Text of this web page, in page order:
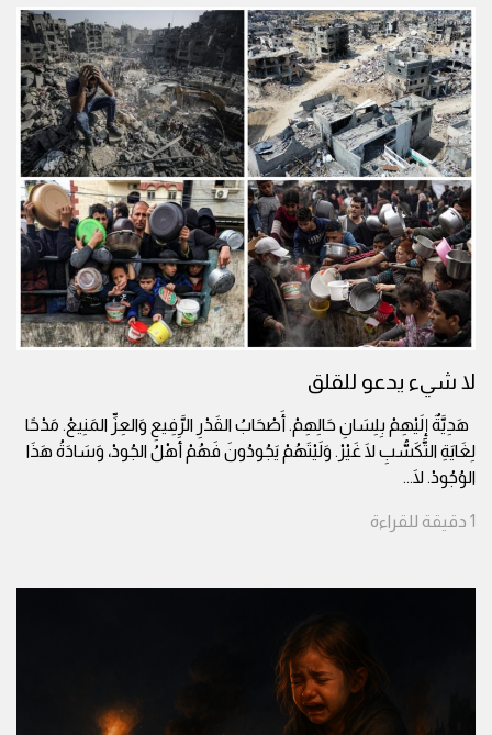
لا شيء يدعو للقلق
هَدِيَّةٌ إِلَيْهِمْ بِلِسَانِ حَالِهِمْ. أَصْحَابُ القَدْرِ الرَّفِيعِ وَالعِزِّ المَنِيعْ. مَدْحًا
لِغَايَةِ التَّكَسُّبِ لَا غَيْرْ. وَلَيْتَهُمْ يَجُودُونَ فَهُمْ أَهْلُ الجُودْ، وَسَادَةُ هَذَا
الوُجُودْ. لَا...
1 دقيقة للقراءة